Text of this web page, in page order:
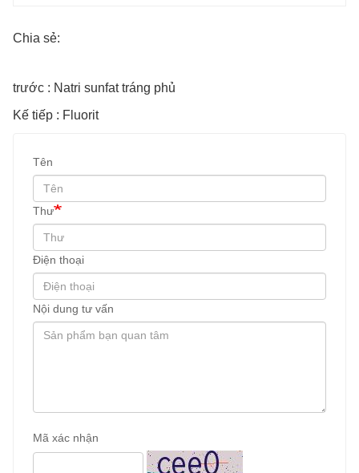
Chia sẻ:
trước : Natri sunfat tráng phủ
Kế tiếp : Fluorit
Tên
Thư
Điện thoại
Nội dung tư vấn
Mã xác nhận